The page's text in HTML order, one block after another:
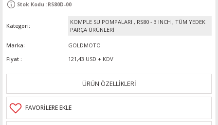
KASNAKLI ALTERNATÖRLER - 1500
Stok Kodu : RS80D-00
Kategori
KOMPLE SU POMPALARI , RS80 - 3 INCH , TÜM YEDEK
PARÇA ÜRÜNLERİ
Marka
GOLDMOTO
Fiyat
121,43 USD + KDV
ÜRÜN ÖZELLİKLERİ